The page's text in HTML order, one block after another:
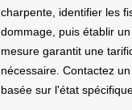
charpente, identifier les
dommage, puis établir
mesure garantit une
nécessaire. Contactez
basée sur l'état